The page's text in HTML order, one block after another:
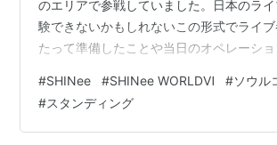
のエリアで参戦していました。日本のラ
験できないかもしれないこの形式でライ
たって準備したことや当日のオペレーショ
言うと「座席指定のないフロアで立ちっぱ
リアです。チケッティングの際、スタンデ
を中心に空きがあったので特に深く考え
#SHINee #SHINee WORLDⅥ #ソウル
#スタンディング